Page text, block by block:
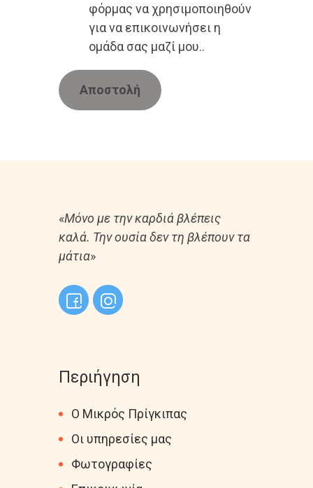
φόρμας να χρησιμοποιηθούν
για να επικοινωνήσει η
ομάδα σας μαζί μου..
«Μόνο με την καρδιά βλέπεις
καλά. Την ουσία δεν τη βλέπουν τα
μάτια»
Περιήγηση
Ο Μικρός Πρίγκιπας
Οι υπηρεσίες μας
Φωτογραφίες